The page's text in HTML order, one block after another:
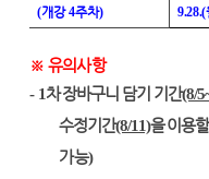
(개강4주차)
9.28.(
※ 유의사항
- 1차 장바구니 담기 기간(8/
수정기간(8/11)을 이용
가능)